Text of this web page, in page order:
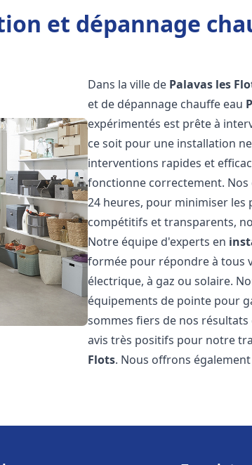
et dépannage
Dans la ville de Palavas les
et de dépannage chauffe eau
expérimentés est prête à
ce soit pour une installation
interventions rapides et
fonctionne correctement.
24 heures, pour minimiser
compétitifs et transparents,
Notre équipe d'experts en
formée pour répondre à tous
électrique, à gaz ou solaire.
équipements de pointe pour
sommes fiers de nos
avis très positifs pour notre
Flots. Nous offrons